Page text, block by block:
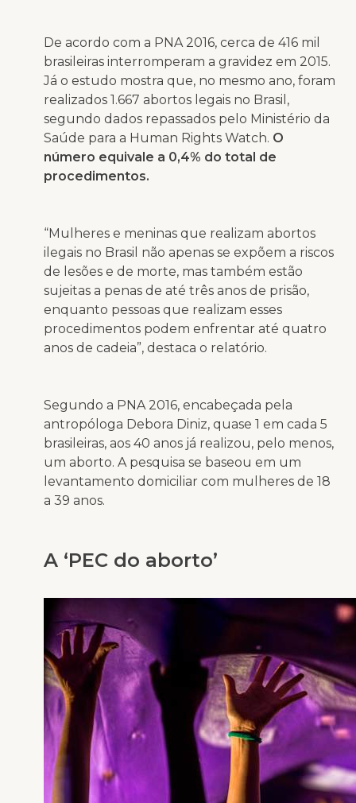
De acordo com a PNA 2016, cerca de 416 mil
brasileiras interromperam a gravidez em 2015.
Já o estudo mostra que, no mesmo ano, foram
realizados 1.667 abortos legais no Brasil,
segundo dados repassados pelo Ministério da
Saúde para a Human Rights Watch. O
número equivale a 0,4% do total de
procedimentos.
“Mulheres e meninas que realizam abortos
ilegais no Brasil não apenas se expõem a riscos
de lesões e de morte, mas também estão
sujeitas a penas de até três anos de prisão,
enquanto pessoas que realizam esses
procedimentos podem enfrentar até quatro
anos de cadeia”, destaca o relatório.
Segundo a PNA 2016, encabeçada pela
antropóloga Debora Diniz, quase 1 em cada 5
brasileiras, aos 40 anos já realizou, pelo menos,
um aborto. A pesquisa se baseou em um
levantamento domiciliar com mulheres de 18
a 39 anos.
A ‘PEC do aborto’